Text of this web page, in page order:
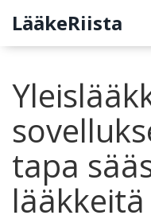
LääkeRiista
tapa